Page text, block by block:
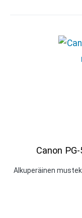
Canon
Alkuperäinen